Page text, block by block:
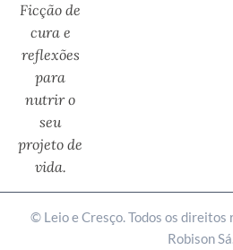
Ficção de
cura e
reflexões
para
nutrir o
seu
projeto de
vida.
© Leio e Cresço. Todos os
Robison